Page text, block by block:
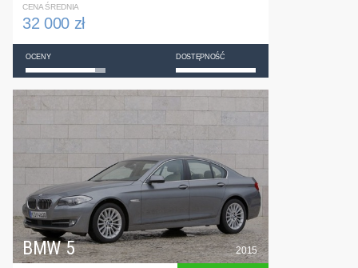
CENA ŚREDNIA
32 000 zł
OCENY DOSTĘPNOŚĆ
BMW 5 2015